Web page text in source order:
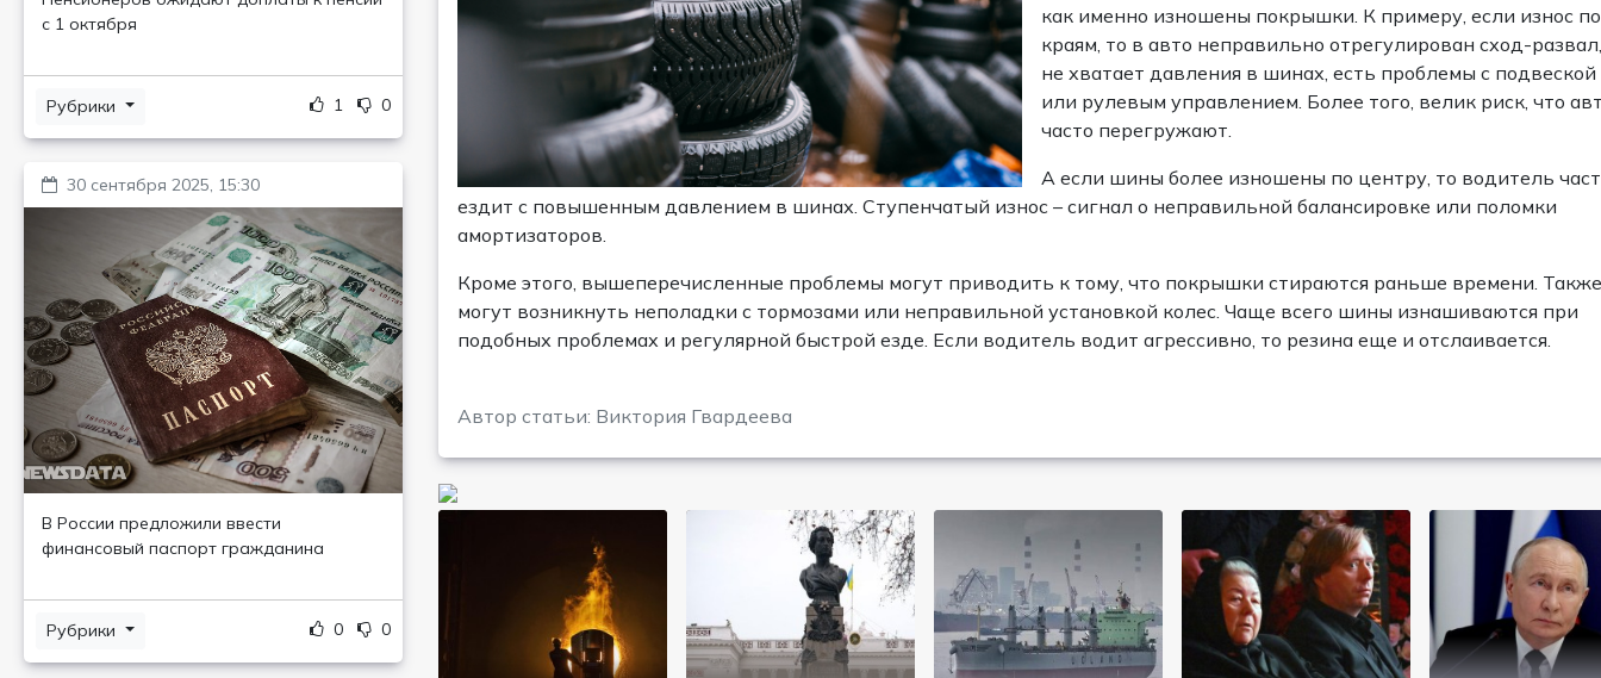
с 1 октября
Рубрики 1 0
30 сентября 2025, 15:30
В России предложили ввести
финансовый паспорт гражданина
Рубрики 0 0
как именно изношены покрышки. К примеру, если износ по
краям, то в авто неправильно отрегулирован сход-развал,
не хватает давления в шинах, есть проблемы с подвеской
или рулевым управлением. Более того, велик риск, что
часто перегружают.
А если шины более изношены по центру, то водитель
ездит с повышенным давлением в шинах. Ступенчатый износ – сигнал о неправильной балансировке или поломки
амортизаторов.
Кроме этого, вышеперечисленные проблемы могут приводить к тому, что покрышки стираются раньше времени. Также
могут возникнуть неполадки с тормозами или неправильной установкой колес. Чаще всего шины изнашиваются при
подобных проблемах и регулярной быстрой езде. Если водитель водит агрессивно, то резина еще и отслаивается.
Автор статьи: Виктория Гвардеева